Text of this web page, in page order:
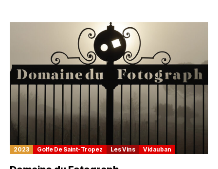
2023 Golfe De Saint-Tropez Les Vins Vidauban